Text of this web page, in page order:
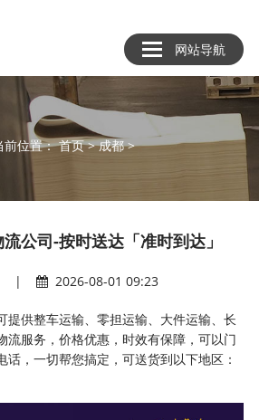
网站导航
前位置：首页>成都>
公司-按时送达「准时到达」
| 2026-08-01 09:23
提供整车运输、零担运输、大件运输、长
流服务，价格优惠，时效有保障，可以门
话，一切帮您搞定，可送货到以下地区：